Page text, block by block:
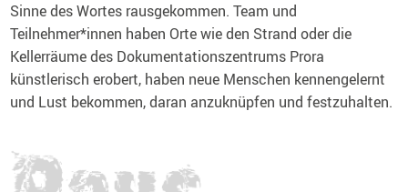
Sinne des Wortes rausgekommen. Team und
Teilnehmer*innen haben Orte wie den Strand oder die
Kellerräume des Dokumentationszentrums Prora
künstlerisch erobert, haben neue Menschen kennengelernt
und Lust bekommen, daran anzuknüpfen und festzuhalten.